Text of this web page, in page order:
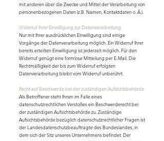
mit anderen über die Zwecke und Mittel der Verarbeitung von
personenbezogenen Daten (z.B. Namen, Kontaktdaten o. Ä.).
Widerruf Ihrer Einwilligung zur Datenverarbeitung
Nur mit Ihrer ausdrücklichen Einwilligung sind einige
Vorgänge der Datenverarbeitung möglich. Ein Widerruf Ihrer
bereits erteilten Einwilligung ist jederzeit möglich. Für den
Widerruf genügt eine formlose Mitteilung per E-Mail. Die
Rechtmäßigkeit der bis zum Widerruf erfolgten
Datenverarbeitung bleibt vom Widerruf unberührt.
Recht auf Beschwerde bei der zuständigen Aufsichtsbehörde
Als Betroffener steht Ihnen im Falle eines
datenschutzrechtlichen Verstoßes ein Beschwerderecht bei
der zuständigen Aufsichtsbehörde zu. Zuständige
Aufsichtsbehörde bezüglich datenschutzrechtlicher Fragen ist
der Landesdatenschutzbeauftragte des Bundeslandes, in
dem sich der Sitz unseres Unternehmens befindet. Der